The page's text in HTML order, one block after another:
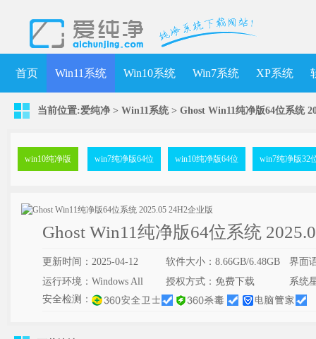
首页 Win11系统 Win10系统 Win7系统 XP系统
当前位置:爱纯净 > Win11系统> Ghost Win11纯净版64位系统
win10纯净版 win7纯净版64位 win10纯净版64位 win7纯净版32
Ghost Win11纯净版64位系统
更新时间：2025-04-12 软件大小：8.66GB/6.48GB
界面
运行环境：Windows All
授权方式：免费下载
系统
安全检测：